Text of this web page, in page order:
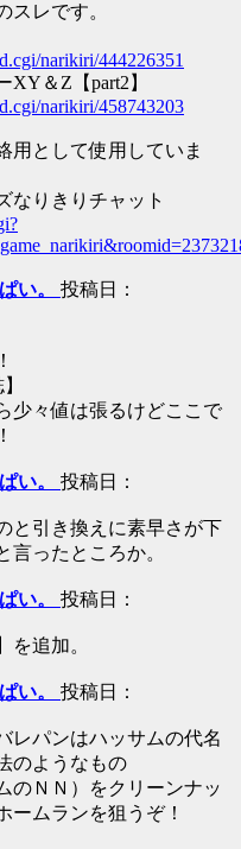
スレです。
narikiri/444226351
XY＆Z【part2】
narikiri/458743203
用として使用していま
なりきりチャット
い。 投稿日：
少々値は張るけどここで
い。 投稿日：
と引き換えに素早さが下
言ったところか。
い。 投稿日：
を追加。
い。 投稿日：
レパンはハッサムの代名
のようなもの
のＮＮ）をクリーンナッ
ームランを狙うぞ！